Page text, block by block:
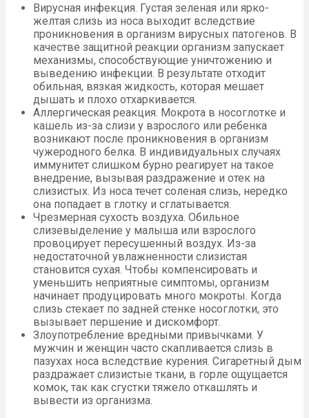
Вирусная инфекция. Густая зеленая или ярко-
желтая слизь из носа выходит вследствие
проникновения в организм вирусных патогенов. В
качестве защитной реакции организм запускает
механизмы, способствующие уничтожению и
выведению инфекции. В результате отходит
обильная, вязкая жидкость, которая мешает
дышать и плохо отхаркивается.
Аллергическая реакция. Мокрота в носоглотке и
кашель из-за слизи у взрослого или ребенка
возникают после проникновения в организм
чужеродного белка. В индивидуальных случаях
иммунитет слишком бурно реагирует на такое
внедрение, вызывая раздражение и отек на
слизистых. Из носа течет соленая слизь, нередко
она попадает в глотку и сглатывается.
Чрезмерная сухость воздуха. Обильное
слизевыделение у малыша или взрослого
провоцирует пересушенный воздух. Из-за
недостаточной увлажненности слизистая
становится сухая. Чтобы компенсировать и
уменьшить неприятные симптомы, организм
начинает продуцировать много мокроты. Когда
слизь стекает по задней стенке носоглотки, это
вызывает першение и дискомфорт.
Злоупотребление вредными привычками. У
мужчин и женщин часто скапливается слизь в
пазухах носа вследствие курения. Сигаретный дым
раздражает слизистые ткани, в горле ощущается
комок, так как сгустки тяжело откашлять и
вывести из организма.